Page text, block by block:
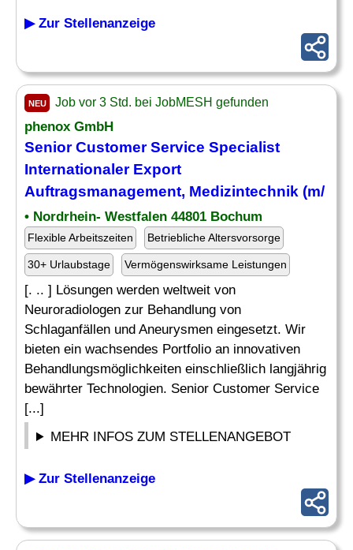
▶ Zur Stellenanzeige
NEU Job vor 3 Std. bei JobMESH gefunden
phenox GmbH
Senior Customer Service Specialist
Internationaler Export
Auftragsmanagement, Medizintechnik (m/
• Nordrhein- Westfalen 44801 Bochum
Flexible Arbeitszeiten Betriebliche Altersvorsorge
30+ Urlaubstage Vermögenswirksame Leistungen
[. .. ] Lösungen werden weltweit von
Neuroradiologen zur Behandlung von
Schlaganfällen und Aneurysmen eingesetzt. Wir
bieten ein wachsendes Portfolio an innovativen
Behandlungsmöglichkeiten einschließlich langjährig
bewährter Technologien. Senior Customer Service
[...]
MEHR INFOS ZUM STELLENANGEBOT
▶ Zur Stellenanzeige